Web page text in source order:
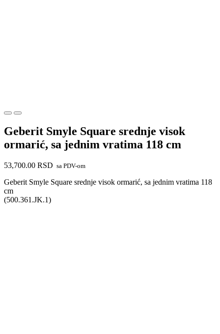
Geberit Smyle Square srednje visok
ormarić, sa jednim vratima 118 cm
53,700.00 RSD sa PDV-om
Geberit Smyle Square srednje visok ormarić, sa jednim vratima 118
cm
(500.361.JK.1)